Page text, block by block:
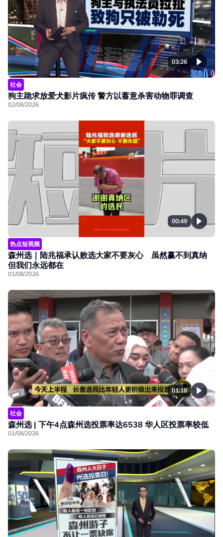
03:26
社会
狗主跪求放爱犬影片疯传 警方以蓄意杀害动物罪调查
02/08/2026
00:49
热点短视频
森州选｜陆兆福承认败选大家不要灰心 虽然赢不到真纳
但我们永远都在
01/08/2026
01:18
社会
森州选 | 下午4点森州选投票率达6538 华人区投票率较低
01/08/2026